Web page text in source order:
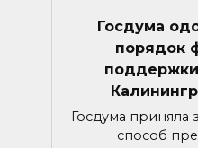
Госдума
порядок
Госдума
способ